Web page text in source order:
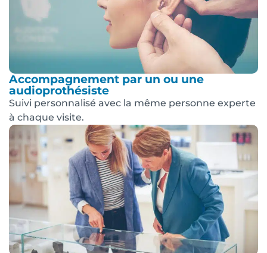
Accompagnement par un ou une
audioprothésiste
Suivi personnalisé avec la même personne experte
à chaque visite.